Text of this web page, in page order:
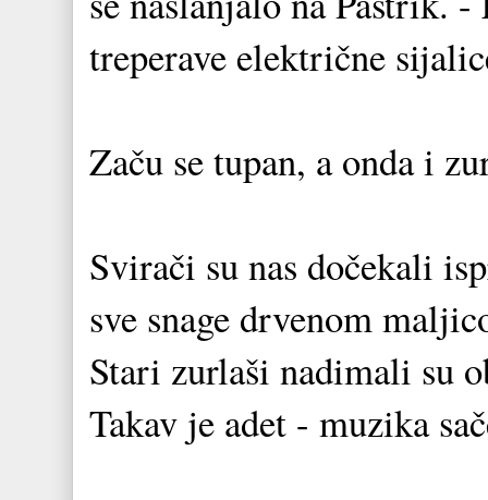
treperave električne
Začu se tupan, a onda i
Svirači su nas dočekali
sve snage drvenom
Stari zurlaši nadimali su
Takav je adet - muzika